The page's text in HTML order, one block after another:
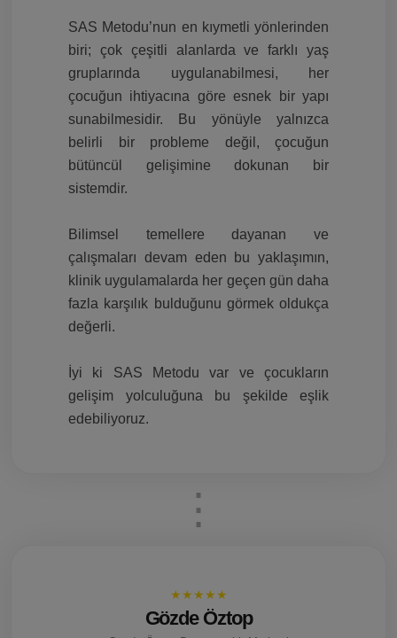
SAS Metodu’nun en kıymetli yönlerinden
biri; çok çeşitli alanlarda ve farklı yaş
gruplarında uygulanabilmesi, her
çocuğun ihtiyacına göre esnek bir yapı
sunabilmesidir. Bu yönüyle yalnızca
belirli bir probleme değil, çocuğun
bütüncül gelişimine dokunan bir
sistemdir.
Bilimsel temellere dayanan ve
çalışmaları devam eden bu yaklaşımın,
klinik uygulamalarda her geçen gün daha
fazla karşılık bulduğunu görmek oldukça
değerli.
İyi ki SAS Metodu var ve çocukların
gelişim yolculuğuna bu şekilde eşlik
edebiliyoruz.
★★★★★
Gözde Öztop